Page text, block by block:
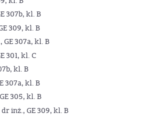
307b, kl. B
309, kl. B
GE 307a, kl. B
301, kl. C
kl. B
307a, kl. B
305, kl. B
dr inż., GE 309, kl. B